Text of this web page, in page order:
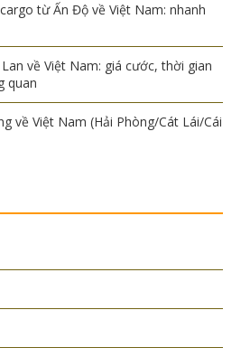
từ Ấn Độ về Việt Nam: nhanh
về Việt Nam: giá cước, thời gian
quan
về Việt Nam (Hải Phòng/Cát Lái/Cái